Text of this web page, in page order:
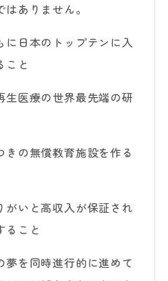
ありません。
に日本のトップテンに入
こと
生医療の世界最先端の研
きの無償教育施設を作る
がいと高収入が保証され
ること
夢を同時進行的に進めて